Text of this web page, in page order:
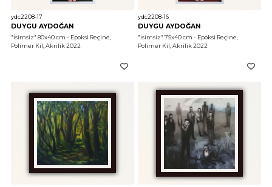
ydc2208-17
DUYGU AYDOĞAN
"İsimsiz" 80x40 cm - Epoksi Reçine,
Polimer Kil, Akrilik 2022
ydc2208-16
DUYGU AYDOĞAN
"İsimsiz" 75x40 cm - Epoksi Reçine,
Polimer Kil, Akrilik 2022